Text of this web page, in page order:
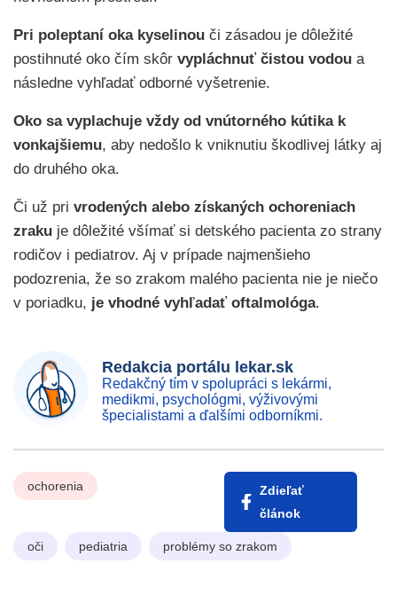
Pri poleptaní oka kyselinou či zásadou je dôležité
postihnuté oko čím skôr vypláchnuť čistou vodou a
následne vyhľadať odborné vyšetrenie.
Oko sa vyplachuje vždy od vnútorného kútika k
vonkajšiemu, aby nedošlo k vniknutiu škodlivej látky aj
do druhého oka.
Či už pri vrodených alebo získaných ochoreniach
zraku je dôležité všímať si detského pacienta zo strany
rodičov i pediatrov. Aj v prípade najmenšieho
podozrenia, že so zrakom malého pacienta nie je niečo
v poriadku, je vhodné vyhľadať oftalmológa.
Redakcia portálu lekar.sk
Redakčný tím v spolupráci s lekármi,
medikmi, psychológmi, výživovými
špecialistami a ďalšími odborníkmi.
ochorenia
Zdieľať
článok
oči pediatria problémy so zrakom